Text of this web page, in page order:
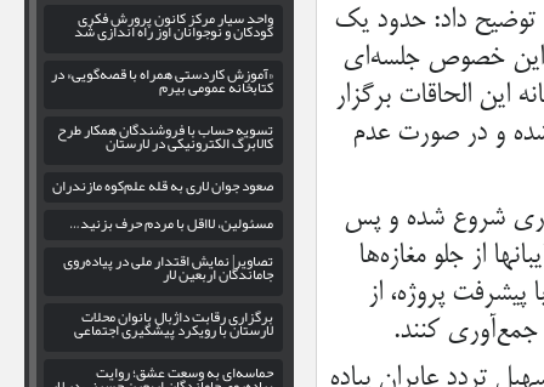
توضیح داد: حدود یک
این خصوص جلسه‌ای
این الحاقات برگزار
و در صورت عدم
شروع شده و پس
از جلو مغازه‌ها
پروژه، از
جمع‌آوری کنند.
تردد عابران پیاده
واحد سیار مرکز کانون پرورش فکری
کودکان و نوجوانان اوز راه اندازی شد
«آموزش کاردستی همراه با قصه‌گویی» در
کتابخانه عمومی بیرم
تسویه حساب با فروشندگان همکار طرح
کالابرگ الکترونیکی در لارستان
صعود جوان لاری به قله علم‌کوه مازندران
مسئولین، لااقل با مردم حرف بزنید…
تصاویر| نمایش اقتدار ملی در پیاده‌روی
جاماندگان اربعین لار
برگزاری رقابت داژبال بانوان محلات
لارستان با رویکرد پیشگیری اجتماعی
حماسه‌ای به وسعت عشق؛ روایت